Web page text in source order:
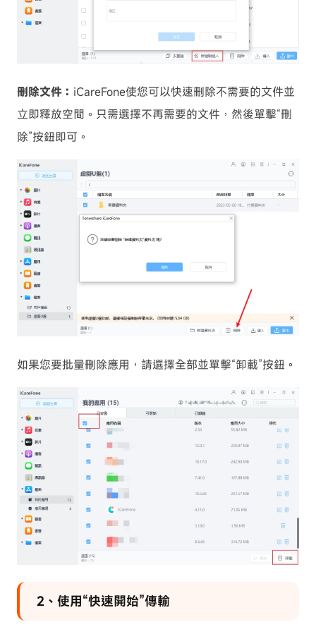
刪除文件： iCareFone使您可以快速刪除不需要的文件並
立即釋放空間。只需選擇不再需要的文件，然後單擊“刪
除”按鈕即可。
如果您要批量刪除應用，請選擇全部並單擊“卸載”按鈕。
2、使用“快速開始”傳輸